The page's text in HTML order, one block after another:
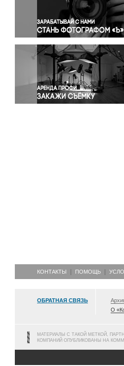
Правосудие
Происшествия и
Религия
Светская жизнь
Спорт
Экология
Экономика и бизнес
КОНТАКТЫ ПОМОЩЬ
ОБРАТНАЯ СВЯЗЬ
О
МАТЕРИАЛЫ С ТАКОЙ МЕТКОЙ,
КОМПАНИЙ ОПУБЛИКОВАНЫ НА